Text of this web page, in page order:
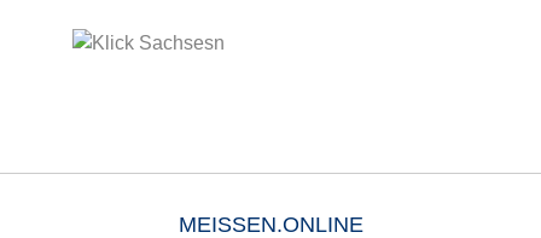
MEISSEN.ONLINE